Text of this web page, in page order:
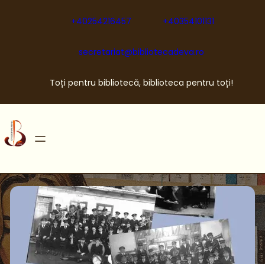
+40254216457 +40354101131
secretariat@bibliotecadeva.ro
Toți pentru bibliotecă, biblioteca pentru toți!